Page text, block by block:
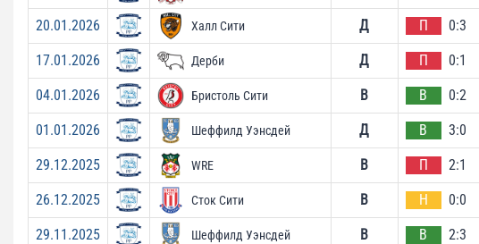
20.01.2026 Халл Сити Д П 0:3
17.01.2026 Дерби Д П 0:1
04.01.2026 Бристоль Сити В В 0:2
01.01.2026 Шеффилд Уэнсдей Д В 3:0
29.12.2025 WRE В П 2:1
26.12.2025 Сток Сити В Н 0:0
29.11.2025 Шеффилд Уэнсдей В В 2:3